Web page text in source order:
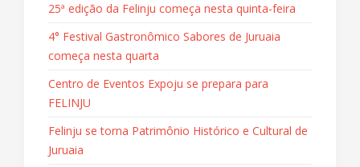
25ª edição da Felinju começa nesta quinta-feira
4° Festival Gastronômico Sabores de Juruaia
começa nesta quarta
Centro de Eventos Expoju se prepara para
FELINJU
Felinju se torna Patrimônio Histórico e Cultural de
Juruaia